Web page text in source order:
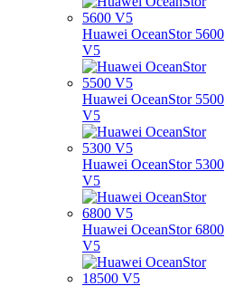
Huawei OceanStor 5600
V5
Huawei OceanStor 5500
V5
Huawei OceanStor 5300
V5
Huawei OceanStor 6800
V5